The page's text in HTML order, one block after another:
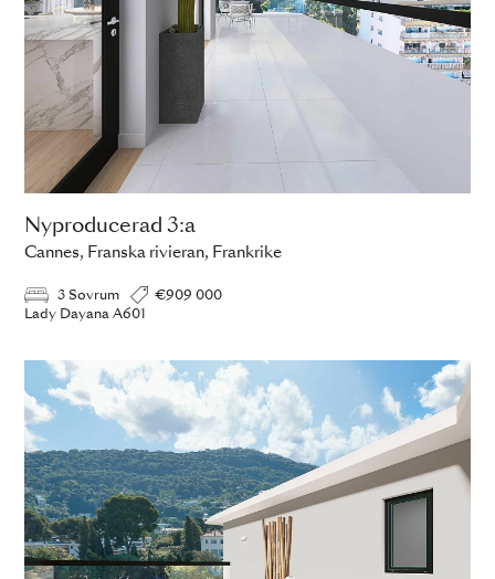
Nyproducerad 3:a
Cannes, Franska rivieran, Frankrike
3 Sovrum
€909 000
Lady Dayana A601